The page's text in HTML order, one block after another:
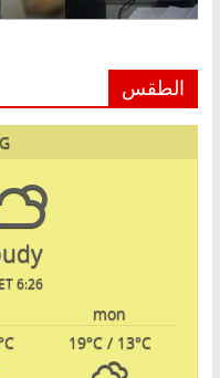
الطقس
6:26 am
mon
19°C/ 13°C